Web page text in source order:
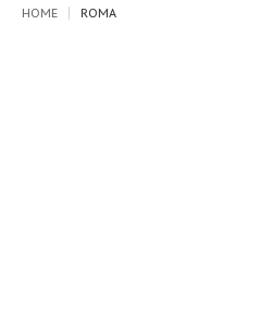
HOME ROMA